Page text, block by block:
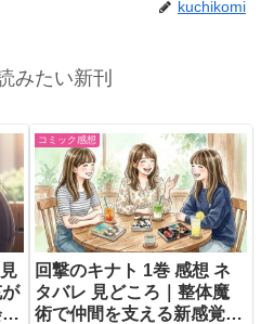
kuchikomi
みたい新刊
コミック感想
回撃のキナト 1巻 感想 ネ
タバレ 見どころ｜整体魔
術で仲間を支える新感覚フ